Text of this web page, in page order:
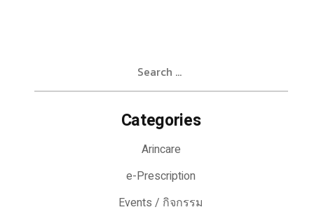
Categories
Arincare
e-Prescription
Events / กิจกรรม